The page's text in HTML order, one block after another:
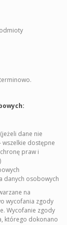
dane nie
wszelkie dostępne
praw i
danych osobowych
na
wycofania zgody
Wycofanie zgody
którego dokonano